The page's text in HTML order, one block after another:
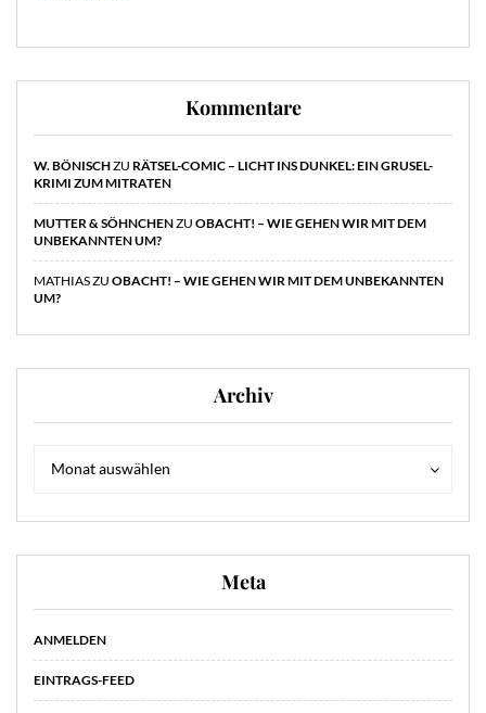
Kommentare
W. BÖNISCHZU RÄTSEL-COMIC – LICHT INS DUNKEL: EIN GRUSEL-
KRIMI ZUM MITRATEN
MUTTER & SÖHNCHENZU OBACHT! – WIE GEHEN WIR MIT DEM
UNBEKANNTEN UM?
MATHIASZU OBACHT! – WIE GEHEN WIR MIT DEM UNBEKANNTEN
UM?
Archiv
Monat auswählen
Meta
ANMELDEN
EINTRAGS-FEED